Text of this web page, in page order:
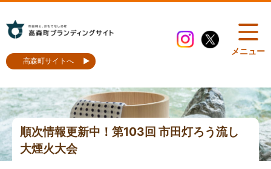
高森町サイトへ
メニュー
順次情報更新中！第103回 市田灯ろう流し
大煙火大会